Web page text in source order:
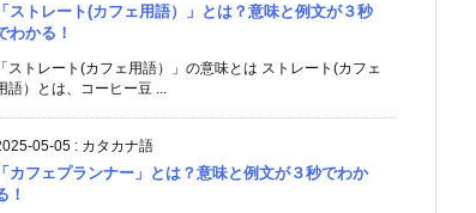
「ストレート(カフェ用語）」とは？意味と例文が３秒
わかる！
「ストレート(カフェ用語）」の意味とは ストレート(カフェ
語）とは、コーヒー豆 ...
05-05 : カタカナ語
「カフェプランナー」とは？意味と例文が３秒でわか
！